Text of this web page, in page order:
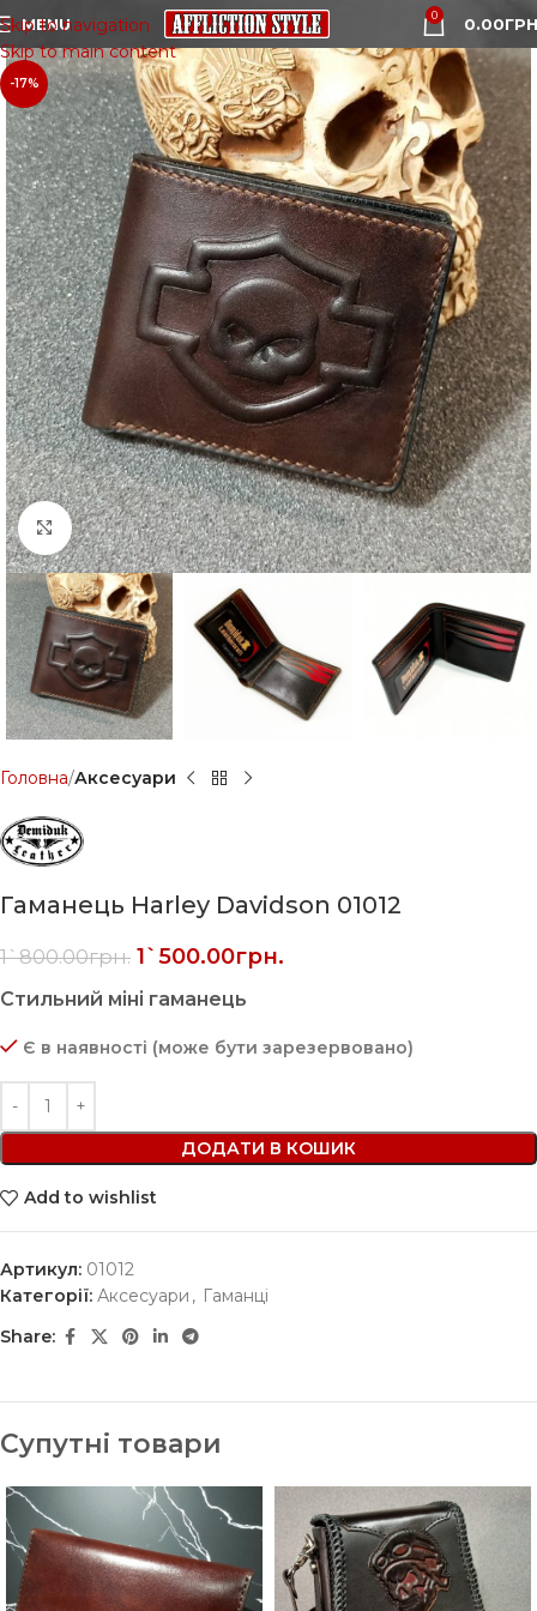
Skip to navigation
Skip to main content
MENU 0 0.00
-17%
Click to enlarge
Головна Аксесуари
Гаманець Harley Davidson 01012
1`800.00грн. 1`500.00грн.
Стильний міні гаманець
Є в наявності (може бути зарезервовано)
ДОДАТИ В КОШИК
Add to wishlist
Артикул: 01012
Категорії: Аксесуари , Гаманці
Share:
Супутні товари